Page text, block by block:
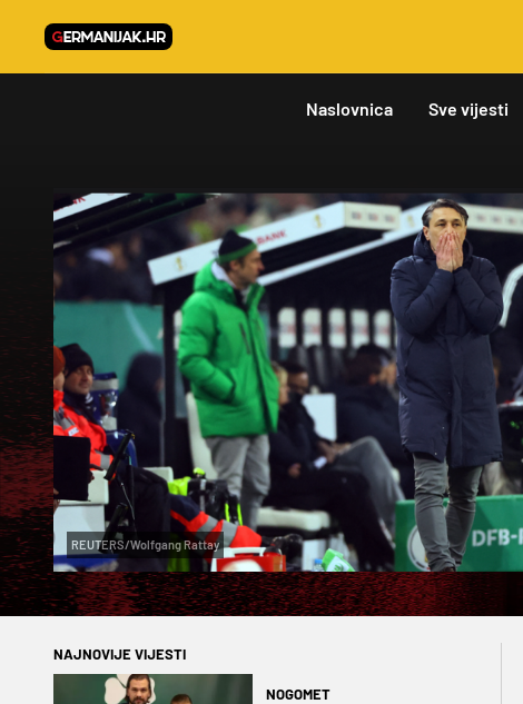
Naslovnica Sve vijesti
REUTERS/Wolfgang Rattay
NAJNOVIJE VIJESTI
NOGOMET